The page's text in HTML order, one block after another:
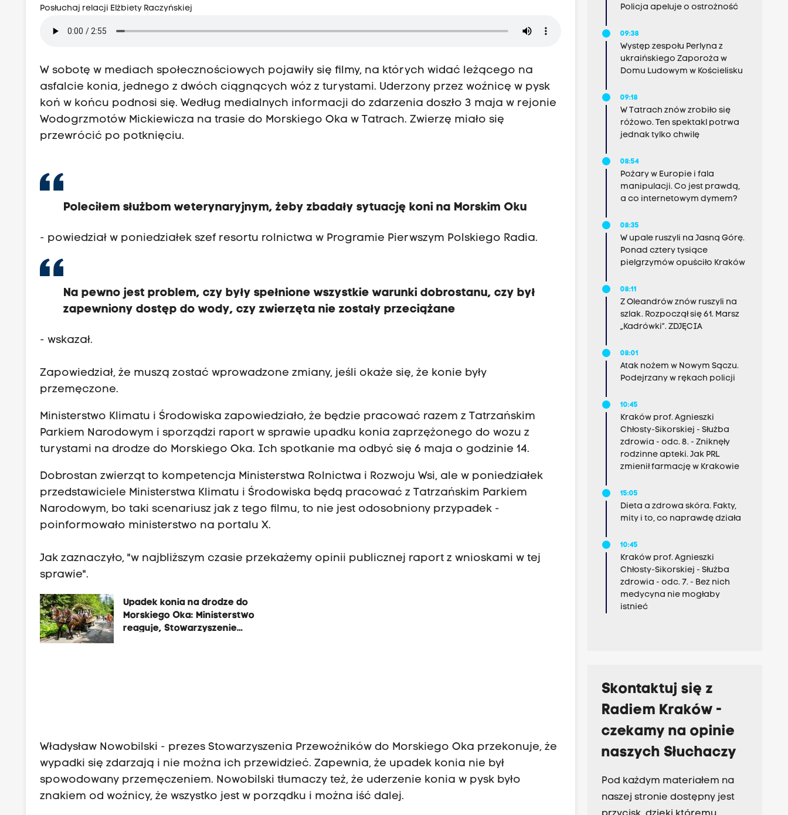
Posłuchaj relacji Elżbiety Raczyńskiej
W sobotę w mediach społecznościowych pojawiły się filmy, na których widać leżącego na
asfalcie konia, jednego z dwóch ciągnących wóz z turystami. Uderzony przez woźnicę w pysk
koń w końcu podnosi się. Według medialnych informacji do zdarzenia doszło 3 maja w rejonie
Wodogrzmotów Mickiewicza na trasie do Morskiego Oka w Tatrach. Zwierzę miało się
przewrócić po potknięciu.
Poleciłem służbom weterynaryjnym, żeby zbadały sytuację koni na Morskim Oku
- powiedział w poniedziałek szef resortu rolnictwa w Programie Pierwszym Polskiego Radia.
Na pewno jest problem, czy były spełnione wszystkie warunki dobrostanu, czy był
zapewniony dostęp do wody, czy zwierzęta nie zostały przeciążane
- wskazał.
Zapowiedział, że muszą zostać wprowadzone zmiany, jeśli okaże się, że konie były
przemęczone.
Ministerstwo Klimatu i Środowiska zapowiedziało, że będzie pracować razem z Tatrzańskim
Parkiem Narodowym i sporządzi raport w sprawie upadku konia zaprzężonego do wozu z
turystami na drodze do Morskiego Oka. Ich spotkanie ma odbyć się 6 maja o godzinie 14.
Dobrostan zwierząt to kompetencja Ministerstwa Rolnictwa i Rozwoju Wsi, ale w poniedziałek
przedstawiciele Ministerstwa Klimatu i Środowiska będą pracować z Tatrzańskim Parkiem
Narodowym, bo taki scenariusz jak z tego filmu, to nie jest odosobniony przypadek -
poinformowało ministerstwo na portalu X.
Jak zaznaczyło, "w najbliższym czasie przekażemy opinii publicznej raport z wnioskami w tej
sprawie".
Upadek konia na drodze do
Morskiego Oka: Ministerstwo
reaguje, Stowarzyszenie
Władysław Nowobilski - prezes Stowarzyszenia Przewoźników do Morskiego Oka przekonuje, że
wypadki się zdarzają i nie można ich przewidzieć. Zapewnia, że upadek konia nie był
spowodowany przemęczeniem. Nowobilski tłumaczy też, że uderzenie konia w pysk było
znakiem od woźnicy, że wszystko jest w porządku i można iść dalej.
Policja apeluje o ostrożność
09:38
Występ zespołu Perlyna z
ukraińskiego Zaporoża w
Domu Ludowym w Kościelisku
09:18
W Tatrach znów zrobiło się
różowo. Ten spektakl potrwa
jednak tylko chwilę
08:54
Pożary w Europie i fala
manipulacji. Co jest prawdą,
a co internetowym dymem?
08:35
W upale ruszyli na Jasną Górę.
Ponad cztery tysiące
pielgrzymów opuściło Kraków
08:11
Z Oleandrów znów ruszyli na
szlak. Rozpoczął się 61. Marsz
„Kadrówki”. ZDJĘCIA
08:01
Atak nożem w Nowym Sączu.
Podejrzany w rękach policji
10:45
Kraków prof. Agnieszki
Chłosty-Sikorskiej - Służba
zdrowia - odc. 8. - Zniknęły
rodzinne apteki. Jak PRL
zmienił farmację w Krakowie
15:05
Dieta a zdrowa skóra. Fakty,
mity i to, co naprawdę działa
10:45
Kraków prof. Agnieszki
Chłosty-Sikorskiej - Służba
zdrowia - odc. 7. - Bez nich
medycyna nie mogłaby
istnieć
Skontaktuj się z
Radiem Kraków -
czekamy na opinie
naszych Słuchaczy
Pod każdym materiałem na
naszej stronie dostępny jest